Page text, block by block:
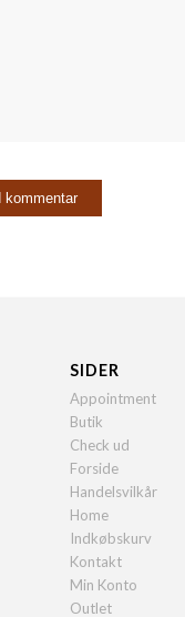
SIDER
Appointment
Butik
Check ud
Forside
Handelsvilkår
Home
Indkøbskurv
Kontakt
Min Konto
Outlet